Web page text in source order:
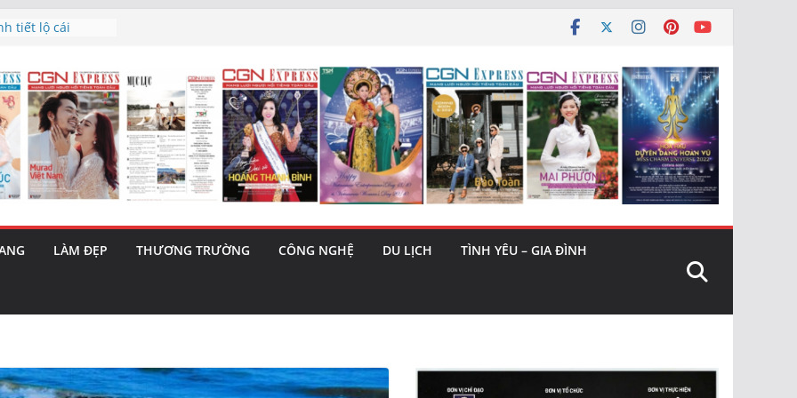
triết lý sống
bản hit “Tôi là
– 1 Cơ hội
cùng MTH
(5/8): Bật tăng
và nguy cơ trốn
LÀM ĐẸP THƯƠNG TRƯỜNG CÔNG NGHỆ DU LỊCH TÌNH YÊU – GIA ĐÌNH